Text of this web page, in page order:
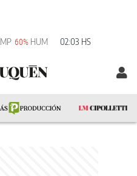
60% HUM 02:03 HS